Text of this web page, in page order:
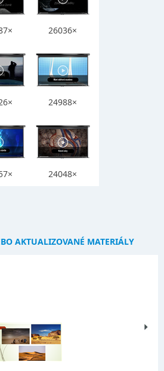
26036×
24988×
24048×
AKTUALIZOVANÉ MATERIÁLY